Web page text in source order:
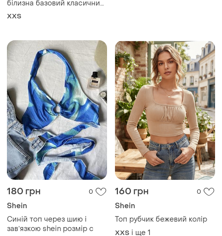
221 грн 0
350 грн -37%
ELLEN AMBER
Дві бандо бавовна принт
зебри
S і ще 1
400 грн 1
Актуальний топ майка з
вишивкою
ХS і ще 1